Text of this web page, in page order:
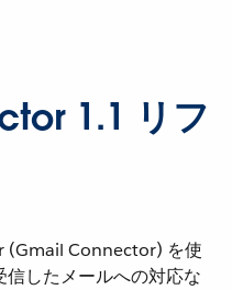
1.1 リフ
Connector) を使
したメールへの対応な